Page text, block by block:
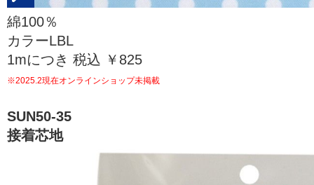
綿100％
カラーLBL
1mにつき 税込 ￥825
※2025.2現在オンラインショップ未掲載
SUN50-35
接着芯地